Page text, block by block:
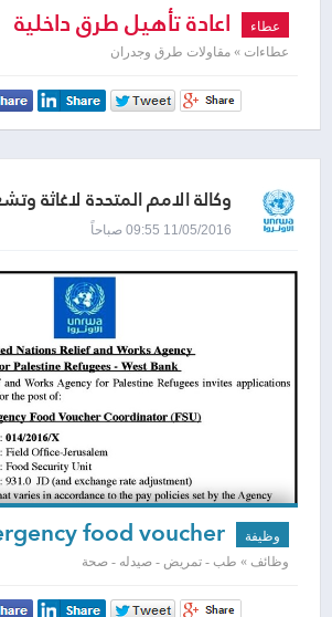
عطاء اعادة تأهيل طرق داخلية
عطاءات » مقاولات طرق وجدران
وكالة الامم المتحدة لاغاثة
الفلسطينيين - الاونروا
11/05/2016 09:55 صباحاً
وظيفة food voucher
coordinator
وظائف » طب - تمريض - صيدله - صحة